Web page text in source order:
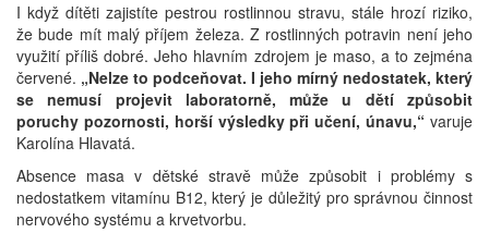
I když dítěti zajistíte pestrou rostlinnou stravu, stále hrozí riziko,
že bude mít malý příjem železa. Z rostlinných potravin není jeho
využití příliš dobré. Jeho hlavním zdrojem je maso, a to zejména
červené. „Nelze to podceňovat. I jeho mírný nedostatek, který
se nemusí projevit laboratorně, může u dětí způsobit
poruchy pozornosti, horší výsledky při učení, únavu,“ varuje
Karolína Hlavatá.
Absence masa v dětské stravě může způsobit i problémy s
nedostatkem vitamínu B12, který je důležitý pro správnou činnost
nervového systému a krvetvorbu.